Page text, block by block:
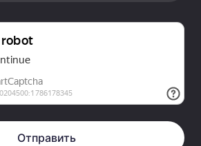
Отправить